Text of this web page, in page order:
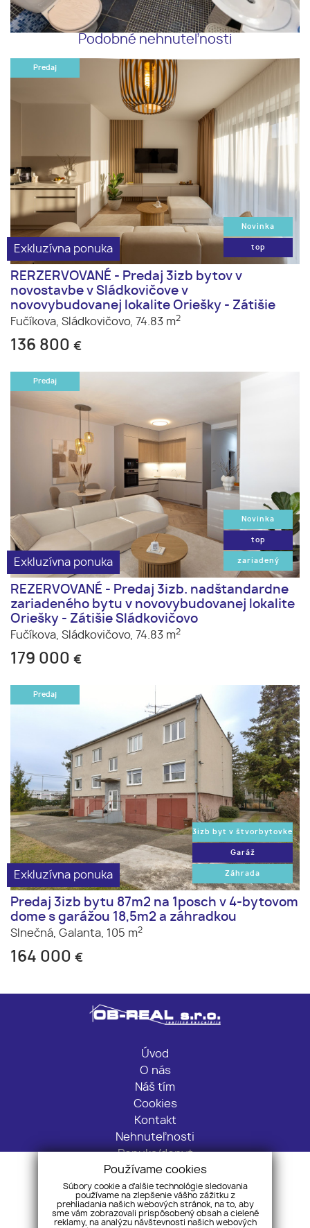
Podobné nehnuteľnosti
Exkluzívna ponuka
Predaj
Novinka
top
RERZERVOVANÉ - Predaj 3izb bytov v
novostavbe v Sládkovičove v
novovybudovanej lokalite Oriešky - Zátišie
Fučíkova, Sládkovičovo, 74.83 m2
136 800 €
Exkluzívna ponuka
Predaj
Novinka
top
zariadený
REZERVOVANÉ - Predaj 3izb. nadštandardne
zariadeného bytu v novovybudovanej lokalite
Oriešky - Zátišie Sládkovičovo
Fučíkova, Sládkovičovo, 74.83 m2
179 000 €
Exkluzívna ponuka
Predaj
3izb byt v štvorbytovke
Garáž
Záhrada
Predaj 3izb bytu 87m2 na 1posch v 4-bytovom
dome s garážou 18,5m2 a záhradkou
Slnečná, Galanta, 105 m2
164 000 €
Úvod
O nás
Náš tím
Cookies
Kontakt
Nehnuteľnosti
Ponuka/dopyt
GDPR
Fučíkova 120, 92521, Sládkovičovo
+421 903 219 369
Používame cookies
Súbory cookie a ďalšie technológie sledovania
používame na zlepšenie vášho zážitku z
prehliadania našich webových stránok, na to, aby
sme vám zobrazovali prispôsobený obsah a cielené
reklamy, na analýzu návštevnosti našich webových